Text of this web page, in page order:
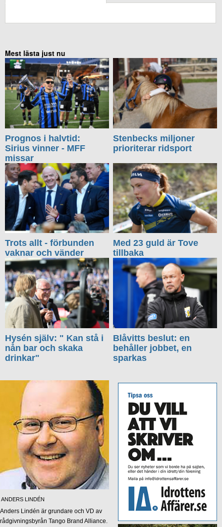
Mest lästa just nu
Prognos i halvtid:
Sirius vinner - MFF
missar
Stenbecks miljoner
prioriterar ridsport
Trots allt - förbunden
vaknar och vänder
Med 23 guld är Tove
tillbaka
Hysén själv: " Kan stå i
nån bar och skaka
drinkar"
Blåvitts beslut: en
behåller jobbet, en
sparkas
ANDERS LINDÉN
Anders Lindén är grundare och VD av
rådgivningsbyrån Tango Brand Alliance.